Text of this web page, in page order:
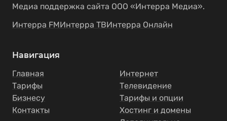
Медиа поддержка сайта ООО «Интерра Медиа».
Интерра FMИнтерра ТВИнтерра Онлайн
Навигация
Главная
Тарифы
Бизнесу
Контакты
Интернет
Телевидение
Тарифы и опции
Хостинг и домены